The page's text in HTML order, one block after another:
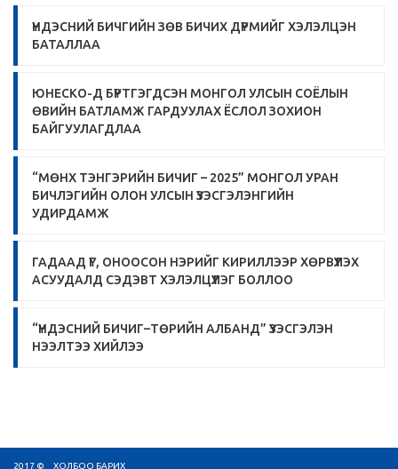
ҮНДЭСНИЙ БИЧГИЙН ЗӨВ БИЧИХ ДҮРМИЙГ ХЭЛЭЛЦЭН
БАТАЛЛАА
ЮНЕСКО-Д БҮРТГЭГДСЭН МОНГОЛ УЛСЫН СОЁЛЫН
ӨВИЙН БАТЛАМЖ ГАРДУУЛАХ ЁСЛОЛ ЗОХИОН
БАЙГУУЛАГДЛАА
“МӨНХ ТЭНГЭРИЙН БИЧИГ – 2025” МОНГОЛ УРАН
БИЧЛЭГИЙН ОЛОН УЛСЫН ҮЗЭСГЭЛЭНГИЙН
УДИРДАМЖ
ГАДААД ҮГ, ОНООСОН НЭРИЙГ КИРИЛЛЭЭР ХӨРВҮҮЛЭХ
АСУУДАЛД СЭДЭВТ ХЭЛЭЛЦҮҮЛЭГ БОЛЛОО
“ҮНДЭСНИЙ БИЧИГ–ТӨРИЙН АЛБАНД” ҮЗЭСГЭЛЭН
НЭЭЛТЭЭ ХИЙЛЭЭ
2017 © ХОЛБОО БАРИХ